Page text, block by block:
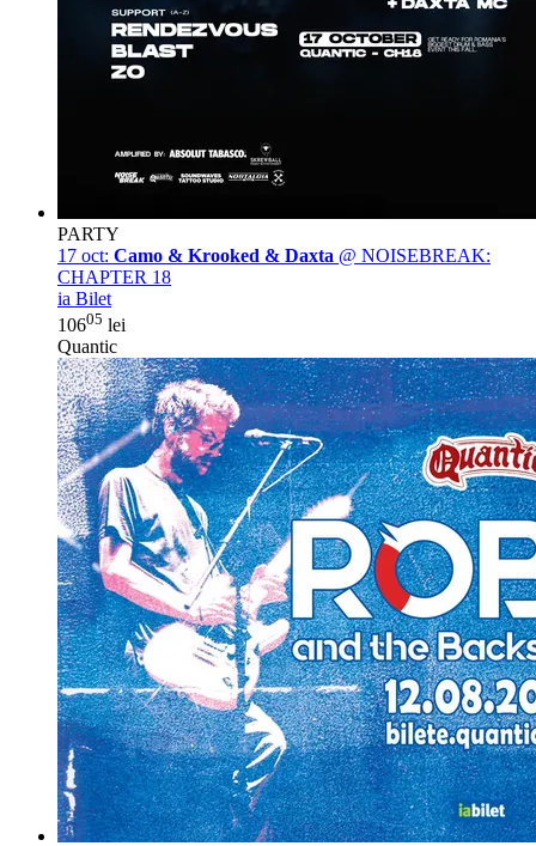
PARTY
17 oct: Camo & Krooked & Daxta @ NOISEBREAK:
CHAPTER 18
ia Bilet
10605 lei
Quantic